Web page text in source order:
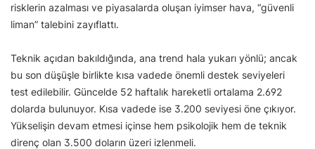
risklerin azalması ve piyasalarda oluşan iyimser hava, “güvenli
liman” talebini zayıflattı.
Teknik açıdan bakıldığında, ana trend hala yukarı yönlü; ancak
bu son düşüşle birlikte kısa vadede önemli destek seviyeleri
test edilebilir. Güncelde 52 haftalık hareketli ortalama 2.692
dolarda bulunuyor. Kısa vadede ise 3.200 seviyesi öne çıkıyor.
Yükselişin devam etmesi içinse hem psikolojik hem de teknik
direnç olan 3.500 doların üzeri izlenmeli.